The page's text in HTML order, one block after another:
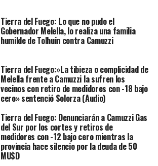
Tierra del Fuego: Lo que no pudo el
Gobernador Melella, lo realiza una familia
humilde de Tolhuin contra Camuzzi
Tierra del Fuego:»La tibieza o complicidad de
Melella frente a Camuzzi la sufren los
vecinos con retiro de medidores con -18 bajo
cero» sentenció Solorza (Audio)
Tierra del Fuego: Denunciarán a Camuzzi Gas
del Sur por los cortes y retiros de
medidores con -12 bajo cero mientras la
provincia hace silencio por la deuda de 50
MU$D